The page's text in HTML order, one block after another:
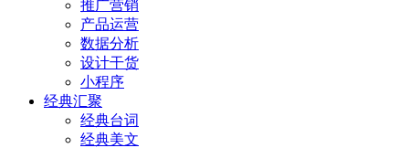
推广营销
产品运营
数据分析
设计干货
小程序
经典汇聚
经典台词
经典美文